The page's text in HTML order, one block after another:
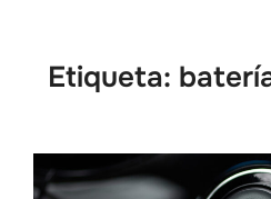
Etiqueta: